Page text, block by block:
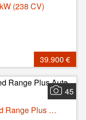
(238 CV)
39.900 €
45
Volvo EX30 Single Motor Extended Range Plus Auto 200 kW (272 CV)